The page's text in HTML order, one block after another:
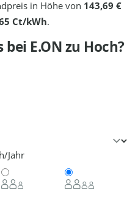
in Höhe von 143,69 €
Ct/kWh.
bei E.ONzu Hoch?
Jahr